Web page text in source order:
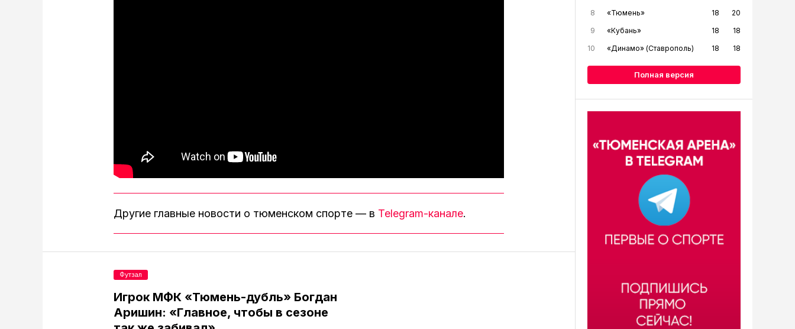
Другие главные новости о тюменском спорте — в Telegram-канале.
Игрок МФК «Тюмень-дубль» Богдан
Аришин: «Главное, чтобы в сезоне
Футзал
8
«Тюмень» 18
20
9
«Кубань» 18
18
10
«Динамо» (Ставрополь) 18 18
Полная версия